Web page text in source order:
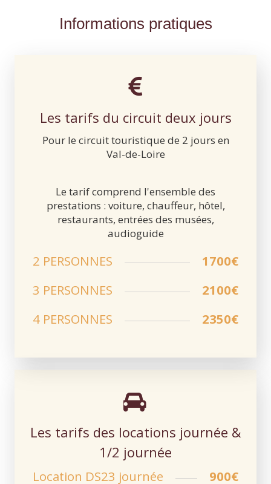
Informations pratiques
Les tarifs du circuit deux jours
Pour le circuit touristique de 2 jours en
Val-de-Loire
Le tarif comprend l'ensemble des
prestations : voiture, chauffeur, hôtel,
restaurants, entrées des musées,
audioguide
1700€
2 PERSONNES
2100€
3 PERSONNES
2350€
4 PERSONNES
Les tarifs des locations journée &
1/2 journée
900€
Location DS23 journée